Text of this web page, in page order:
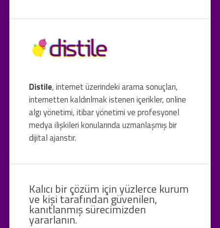
Distile, internet üzerindeki arama sonuçları,
internetten kaldırılmak istenen içerikler, online
algı yönetimi, itibar yönetimi ve profesyonel
medya ilişkileri konularında uzmanlaşmış bir
dijital ajanstır.
Kalıcı bir çözüm için yüzlerce kurum
ve kişi tarafından güvenilen,
kanıtlanmış sürecimizden
yararlanın.